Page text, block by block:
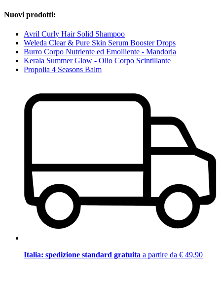
Nuovi prodotti:
Avril Curly Hair Solid Shampoo
Weleda Clear & Pure Skin Serum Booster Drops
Burro Corpo Nutriente ed Emolliente - Mandorla
Kerala Summer Glow - Olio Corpo Scintillante
Propolia 4 Seasons Balm
Italia: spedizione standard gratuita a partire da € 49,90